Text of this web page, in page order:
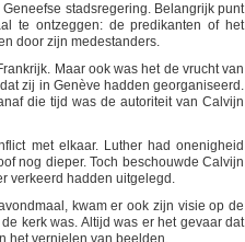
stadsregering. Belangrijk punt
te ontzeggen: de predikanten of het
door zijn medestanders.
Maar ook was het de vrucht van
zij in Genève hadden georganiseerd.
die tijd was de autoriteit van Calvijn
met elkaar. Luther had onenigheid
nog dieper. Toch beschouwde Calvijn
verkeerd hadden uitgelegd.
kwam er ook zijn visie op de
kerk was. Altijd was er het gevaar dat
het vernielen van beelden.